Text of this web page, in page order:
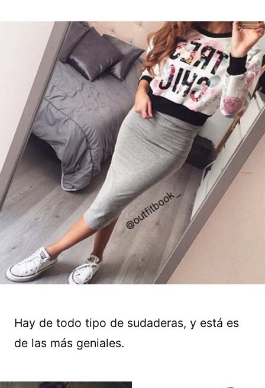
Hay de todo tipo de sudaderas, y está es
de las más geniales.